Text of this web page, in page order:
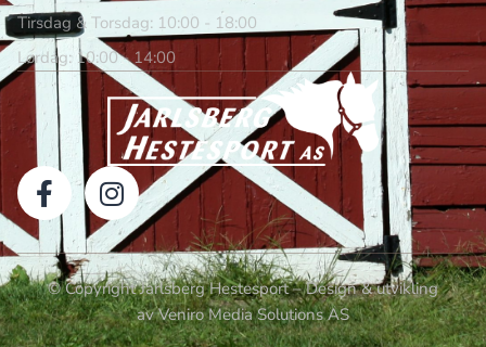
Tirsdag & Torsdag: 10:00 - 18:00
Lørdag: 10:00 - 14:00
© Copyright Jarlsberg Hestesport – Design & utvikling
av Veniro Media Solutions AS